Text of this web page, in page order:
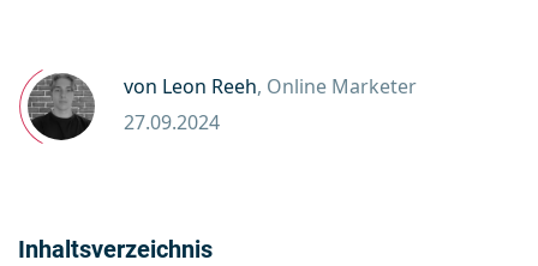
von Leon Reeh, Online Marketer
27.09.2024
Inhaltsverzeichnis